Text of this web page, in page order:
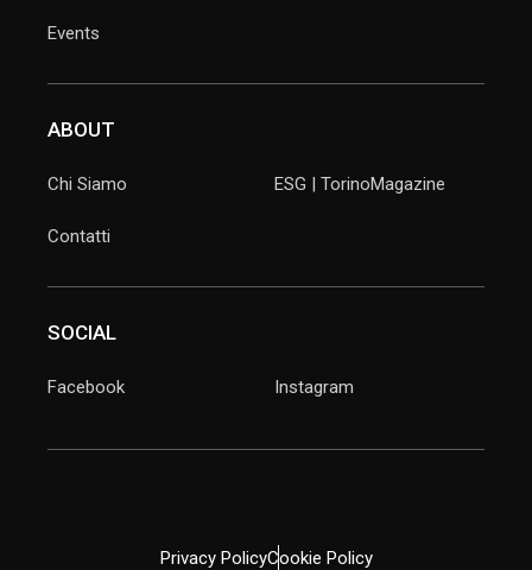
Events
ABOUT
Chi Siamo
Contatti
ESG | TorinoMagazine
SOCIAL
Facebook Instagram
Privacy PolicyCookie Policy